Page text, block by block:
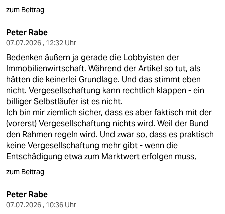
zum Beitrag
Peter Rabe
07.07.2026 , 12:32 Uhr
Bedenken äußern ja gerade die Lobbyisten der
Immobilienwirtschaft. Während der Artikel so tut, als
hätten die keinerlei Grundlage. Und das stimmt eben
nicht. Vergesellschaftung kann rechtlich klappen - ein
billiger Selbstläufer ist es nicht.
Ich bin mir ziemlich sicher, dass es aber faktisch mit der
(vorerst) Vergesellschaftung nichts wird. Weil der Bund
den Rahmen regeln wird. Und zwar so, dass es praktisch
keine Vergesellschaftung mehr gibt - wenn die
Entschädigung etwa zum Marktwert erfolgen muss,
zum Beitrag
Peter Rabe
07.07.2026 , 10:36 Uhr